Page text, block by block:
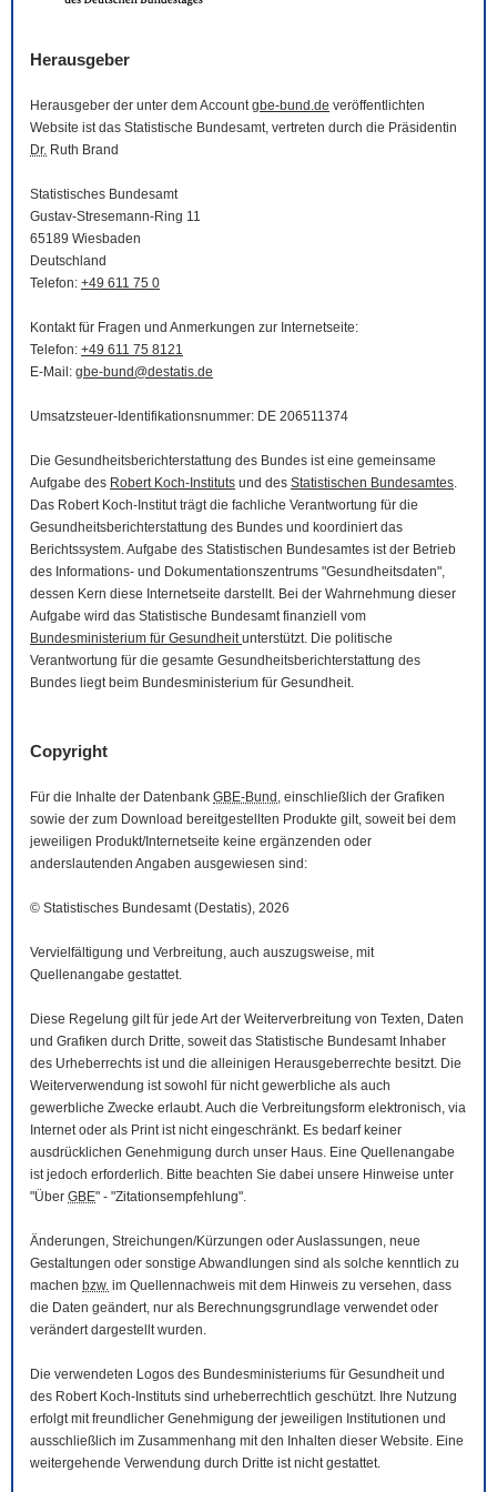
Herausgeber
Herausgeber der unter dem Accountgbe-bund.de veröffentlichten
Website ist das Statistische Bundesamt, vertreten durch die Präsidentin
Dr. Ruth Brand
Statistisches Bundesamt
Gustav-Stresemann-Ring 11
65189 Wiesbaden
Deutschland
Telefon: +49 611 75 0
Kontakt für Fragen und Anmerkungen zur Internetseite:
Telefon: +49 611 75 8121
E-Mail : gbe-bund@destatis.de
Umsatzsteuer-Identifikationsnummer: DE 206511374
Die Gesundheitsberichterstattung des Bundes ist eine gemeinsame
Aufgabe des Robert Koch-Instituts und des Statistischen Bundesamtes.
Das Robert Koch-Institut trägt die fachliche Verantwortung für die
Gesundheitsberichterstattung des Bundes und koordiniert das
Berichtssystem. Aufgabe des Statistischen Bundesamtes ist der Betrieb
des Informations- und Dokumentationszentrums "Gesundheitsdaten",
dessen Kern diese Internetseite darstellt. Bei der Wahrnehmung dieser
Aufgabe wird das Statistische Bundesamt finanziell vom
Bundesministerium für Gesundheitunterstützt. Die politische
Verantwortung für die gesamte Gesundheitsberichterstattung des
Bundes liegt beim Bundesministerium für Gesundheit.
Copyright
Für die Inhalte der Datenbank GBE-Bund , einschließlich der Grafiken
sowie der zum Download bereitgestellten Produkte gilt, soweit bei dem
jeweiligen Produkt/Internetseite keine ergänzenden oder
anderslautenden Angaben ausgewiesen sind:
© Statistisches Bundesamt (Destatis), 2026
Vervielfältigung und Verbreitung, auch auszugsweise, mit
Quellenangabe gestattet.
Diese Regelung gilt für jede Art der Weiterverbreitung von Texten, Daten
und Grafiken durch Dritte, soweit das Statistische Bundesamt Inhaber
des Urheberrechts ist und die alleinigen Herausgeberrechte besitzt. Die
Weiterverwendung ist sowohl für nicht gewerbliche als auch
gewerbliche Zwecke erlaubt. Auch die Verbreitungsform elektronisch, via
Internet oder als Print ist nicht eingeschränkt. Es bedarf keiner
ausdrücklichen Genehmigung durch unser Haus. Eine Quellenangabe
ist jedoch erforderlich. Bitte beachten Sie dabei unsere Hinweise unter
"Über GBE" - "Zitationsempfehlung".
Änderungen, Streichungen/Kürzungen oder Auslassungen, neue
Gestaltungen oder sonstige Abwandlungen sind als solche kenntlich zu
machen bzw. im Quellennachweis mit dem Hinweis zu versehen, dass
die Daten geändert, nur als Berechnungsgrundlage verwendet oder
verändert dargestellt wurden.
Die verwendeten Logos des Bundesministeriums für Gesundheit und
des Robert Koch-Instituts sind urheberrechtlich geschützt. Ihre Nutzung
erfolgt mit freundlicher Genehmigung der jeweiligen Institutionen und
ausschließlich im Zusammenhang mit den Inhalten dieser Website. Eine
weitergehende Verwendung durch Dritte ist nicht gestattet.